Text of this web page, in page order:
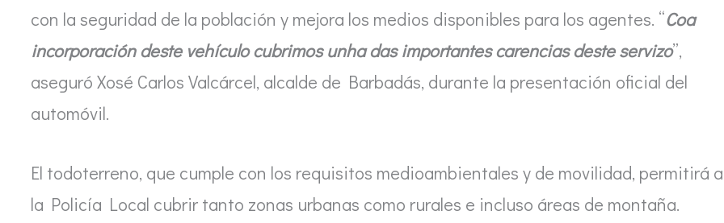
con la seguridad de la población y mejora los medios disponibles para los agentes. “Coa
incorporación deste vehículo cubrimos unha das importantes carencias deste servizo”,
aseguró Xosé Carlos Valcárcel, alcalde de Barbadás, durante la presentación oficial del
automóvil.
El todoterreno, que cumple con los requisitos medioambientales y de movilidad, permitirá a
la Policía Local cubrir tanto zonas urbanas como rurales e incluso áreas de montaña.